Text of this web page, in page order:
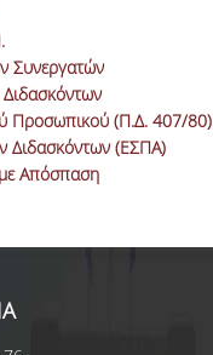
Συνεργατών
Προσωπικού (Π.Δ. 407/80)
Διδασκόντων (ΕΣΠΑ)
Απόσπαση